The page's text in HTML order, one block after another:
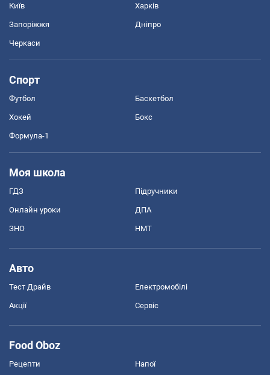
Київ Харків
Запоріжжя Дніпро
Черкаси
Спорт
Футбол Баскетбол
Хокей Бокс
Формула-1
Моя школа
ГДЗ Підручники
Онлайн уроки ДПА
ЗНО НМТ
Авто
Тест Драйв Електромобілі
Акції Сервіс
Food Oboz
Рецепти Напої